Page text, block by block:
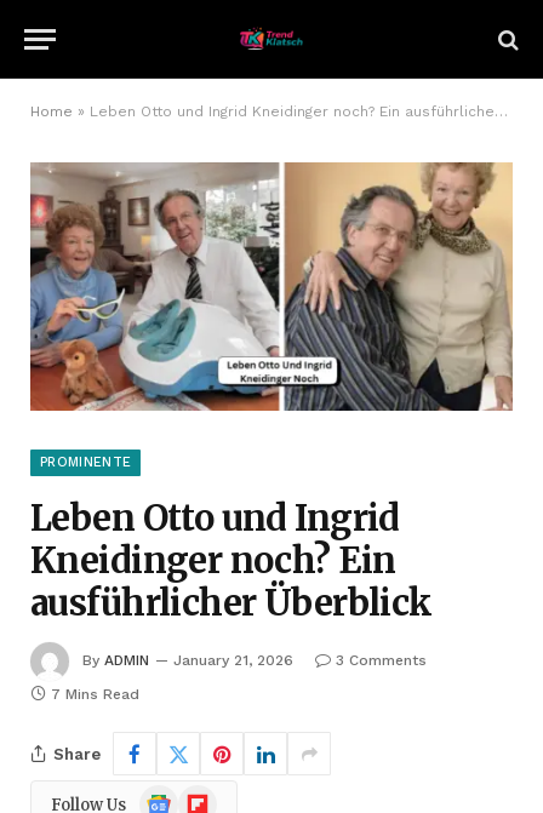
Home » Leben Otto und Ingrid Kneidinger noch? Ein ausführlicher Überblick
PROMINENTE
Leben Otto und Ingrid
Kneidinger noch? Ein
ausführlicher Überblick
By ADMIN January 21, 2026
3 Comments
7 Mins Read
Share
Follow Us
GoogleFlipboard